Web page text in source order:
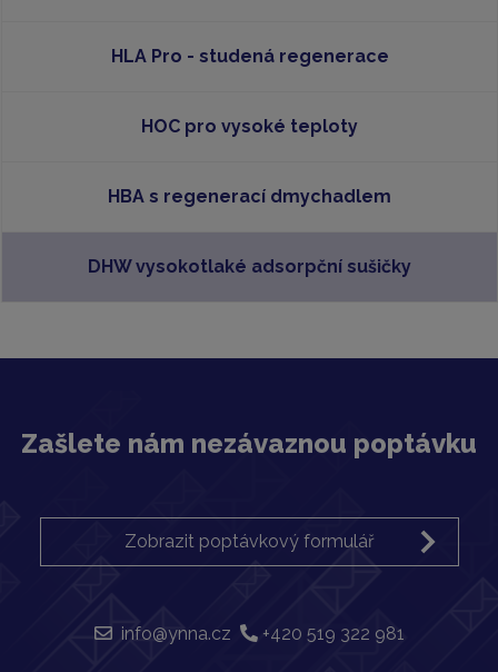
HLA Pro - studená regenerace
HOC pro vysoké teploty
HBA s regenerací dmychadlem
DHW vysokotlaké adsorpční sušičky
Zašlete nám nezávaznou poptávku
Zobrazit poptávkový formulář
info@ynna.cz +420 519 322 981